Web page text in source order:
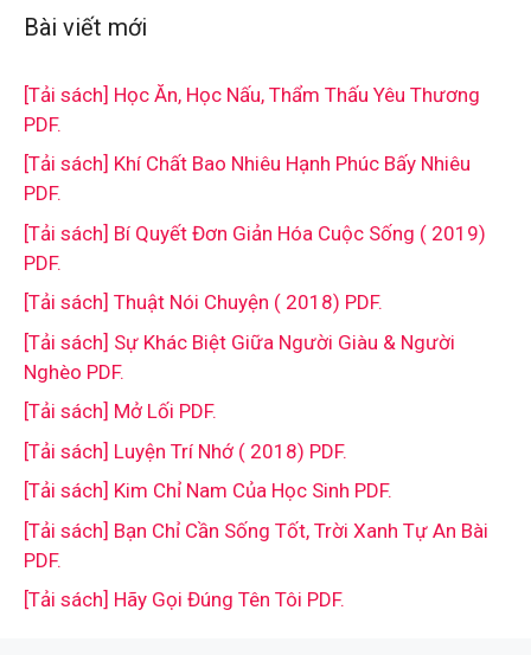
Bài viết mới
[Tải sách] Học Ăn, Học Nấu, Thẩm Thấu Yêu Thương
PDF.
[Tải sách] Khí Chất Bao Nhiêu Hạnh Phúc Bấy Nhiêu
PDF.
[Tải sách] Bí Quyết Đơn Giản Hóa Cuộc Sống ( 2019)
PDF.
[Tải sách] Thuật Nói Chuyện ( 2018) PDF.
[Tải sách] Sự Khác Biệt Giữa Người Giàu & Người
Nghèo PDF.
[Tải sách] Mở Lối PDF.
[Tải sách] Luyện Trí Nhớ ( 2018) PDF.
[Tải sách] Kim Chỉ Nam Của Học Sinh PDF.
[Tải sách] Bạn Chỉ Cần Sống Tốt, Trời Xanh Tự An Bài
PDF.
[Tải sách] Hãy Gọi Đúng Tên Tôi PDF.